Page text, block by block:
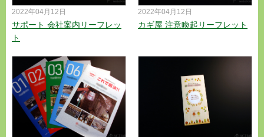
2022年04月12日
サポート 会社案内リーフレッ
ト
2022年04月12日
カギ屋 注意喚起リーフレット